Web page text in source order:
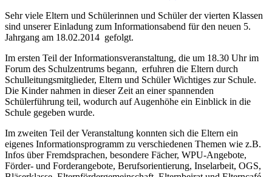
Sehr viele Eltern und Schülerinnen und Schüler der vierten Klassen
sind unserer Einladung zum Informationsabend für den neuen 5.
Jahrgang am 18.02.2014 gefolgt.
Im ersten Teil der Informationsveranstaltung, die um 18.30 Uhr im
Forum des Schulzentrums begann, erfuhren die Eltern durch
Schulleitungsmitglieder, Eltern und Schüler Wichtiges zur Schule.
Die Kinder nahmen in dieser Zeit an einer spannenden
Schülerführung teil, wodurch auf Augenhöhe ein Einblick in die
Schule gegeben wurde.
Im zweiten Teil der Veranstaltung konnten sich die Eltern ein
eigenes Informationsprogramm zu verschiedenen Themen wie z.B.
Infos über Fremdsprachen, besondere Fächer, WPU-Angebote,
Förder- und Forderangebote, Berufsorientierung, Inselarbeit, OGS,